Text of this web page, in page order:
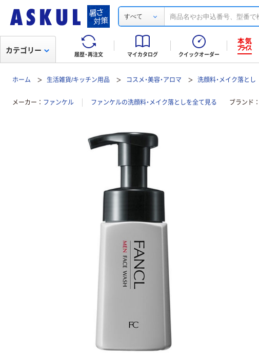
すべて
履歴・再注文 マイカタログ クイックオーダー
カテゴリー
ホーム 生活雑貨/キッチン用品 コスメ・美容・アロマ 洗顔料・メイク落とし
メーカー ファンケル ファンケルの洗顔料・メイク落としを全て見る ブランド